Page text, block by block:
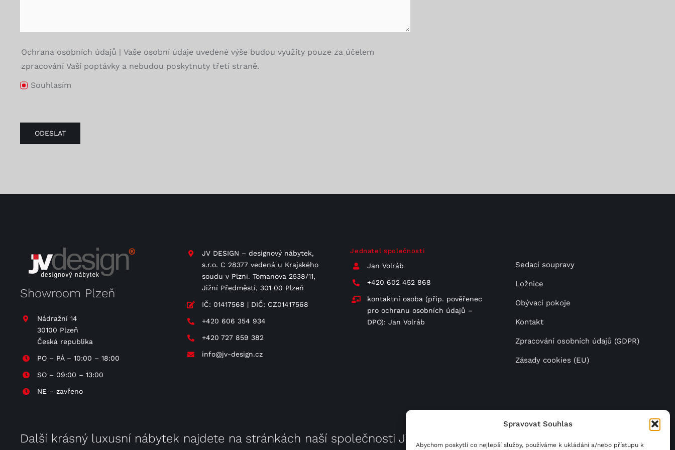
Spravovat Souhlas
Abychom poskytli co nejlepší služby, používáme k ukládání a/nebo přístupu k
Ochrana osobních údajů | Vaše osobní údaje uvedené výše budou využity pouze za účelem
zpracování Vaší poptávky a nebudou poskytnuty třetí straně.
Souhlasím
ODESLAT
Showroom Plzeň
Nádražní 14
30100 Plzeň
Česká republika
PO – PÁ – 10:00 – 18:00
SO – 09:00 – 13:00
NE – zavřeno
JV DESIGN – designový nábytek,
s.r.o. C 28377 vedená u Krajského
soudu v Plzni. Tomanova 2538/11,
Jižní Předměstí, 301 00 Plzeň
IČ: 01417568 | DIČ: CZ01417568
+420 606 354 934
+420 727 859 382
info@jv-design.cz
Jednatel společnosti
Jan Volráb
+420 602 452 868
kontaktní osoba (příp. pověřenec
pro ochranu osobních údajů –
DPO): Jan Volráb
Sedací soupravy
Ložnice
Obývací pokoje
Kontakt
Zpracování osobních údajů (GDPR)
Zásady cookies (EU)
Další krásný luxusní nábytek najdete na stránkách naší společnosti JV Pohoda